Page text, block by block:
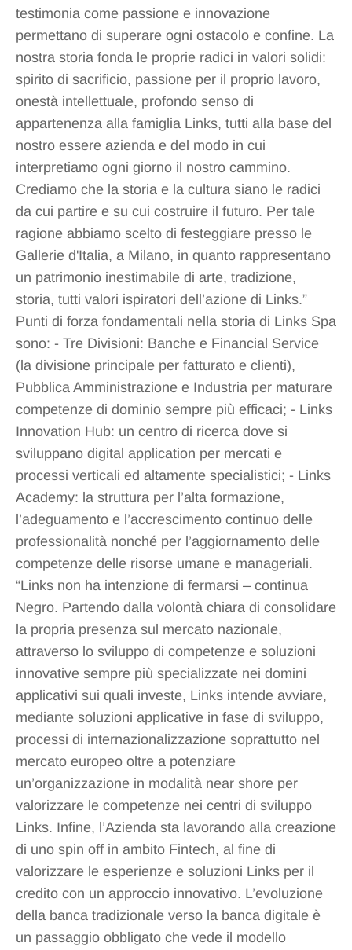
testimonia come passione e innovazione
permettano di superare ogni ostacolo e confine. La
nostra storia fonda le proprie radici in valori solidi:
spirito di sacrificio, passione per il proprio lavoro,
onestà intellettuale, profondo senso di
appartenenza alla famiglia Links, tutti alla base del
nostro essere azienda e del modo in cui
interpretiamo ogni giorno il nostro cammino.
Crediamo che la storia e la cultura siano le radici
da cui partire e su cui costruire il futuro. Per tale
ragione abbiamo scelto di festeggiare presso le
Gallerie d'Italia, a Milano, in quanto rappresentano
un patrimonio inestimabile di arte, tradizione,
storia, tutti valori ispiratori dell’azione di Links.”
Punti di forza fondamentali nella storia di Links Spa
sono: - Tre Divisioni: Banche e Financial Service
(la divisione principale per fatturato e clienti),
Pubblica Amministrazione e Industria per maturare
competenze di dominio sempre più efficaci; - Links
Innovation Hub: un centro di ricerca dove si
sviluppano digital application per mercati e
processi verticali ed altamente specialistici; - Links
Academy: la struttura per l’alta formazione,
l’adeguamento e l’accrescimento continuo delle
professionalità nonché per l’aggiornamento delle
competenze delle risorse umane e manageriali.
“Links non ha intenzione di fermarsi – continua
Negro. Partendo dalla volontà chiara di consolidare
la propria presenza sul mercato nazionale,
attraverso lo sviluppo di competenze e soluzioni
innovative sempre più specializzate nei domini
applicativi sui quali investe, Links intende avviare,
mediante soluzioni applicative in fase di sviluppo,
processi di internazionalizzazione soprattutto nel
mercato europeo oltre a potenziare
un’organizzazione in modalità near shore per
valorizzare le competenze nei centri di sviluppo
Links. Infine, l’Azienda sta lavorando alla creazione
di uno spin off in ambito Fintech, al fine di
valorizzare le esperienze e soluzioni Links per il
credito con un approccio innovativo. L’evoluzione
della banca tradizionale verso la banca digitale è
un passaggio obbligato che vede il modello